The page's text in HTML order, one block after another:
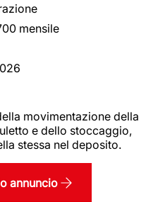
mensile
movimentazione della
e dello stoccaggio,
stessa nel deposito.
annuncio